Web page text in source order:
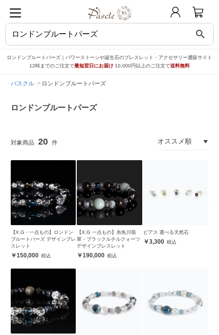
search
ロンドンブルートパーズ｜パワーストーンや誕生石のブレスレット・アクセサリー通販サイト
12時までのご注文で最短翌日にお届け 10,000円以上のご注文で送料無料
パスクル ロンドンブルートパーズ
ロンドンブルートパーズ
20
【X.G・一点もの】ロンドン
ブルートパーズ デザインブレ
スレット
150,000
【X.G 一点もの】糸魚川翡
翠・ブラックルチルクォーツ
デザインブレスレット
190,000
ピアス 選べる天然石
3,300